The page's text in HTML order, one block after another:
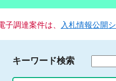
子調達案件は、 入札情報公開
キーワード検索